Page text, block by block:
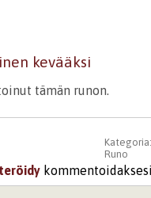
kevääksi
tämän runon.
Kategoria:
Runo
kommentoidaksesi